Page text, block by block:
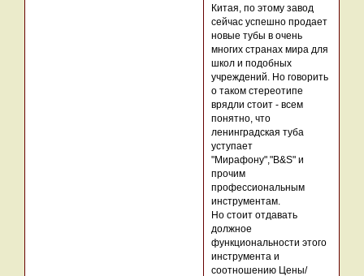
Китая, по этому завод
сейчас успешно продает
новые тубы в очень
многих странах мира для
школ и подобных
учреждений. Но говорить
о таком стереотипе
врядли стоит - всем
понятно, что
ленинградская туба
уступает
"Мирафону","B&S" и
прочим
профессиональным
инструментам.
Но стоит отдавать
должное
функциональности этого
инструмента и
соотношению Цены/